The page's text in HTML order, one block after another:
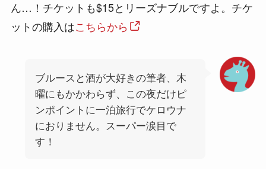
ん…！チケットも$15とリーズナブルですよ。チケ
ットの購入はこちらから
ブルースと酒が大好きの筆者、木
曜にもかかわらず、この夜だけピ
ンポイントに一泊旅行でケロウナ
におりません。スーパー涙目で
す！